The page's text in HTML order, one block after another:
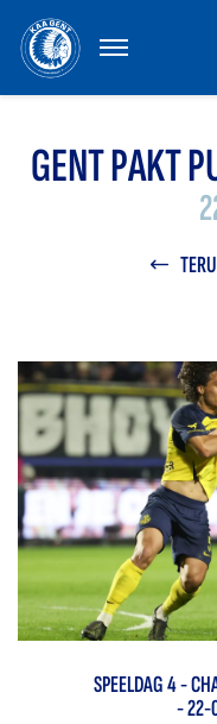
MENU
GENT PAKT
SPEELDAG4-
- 22-